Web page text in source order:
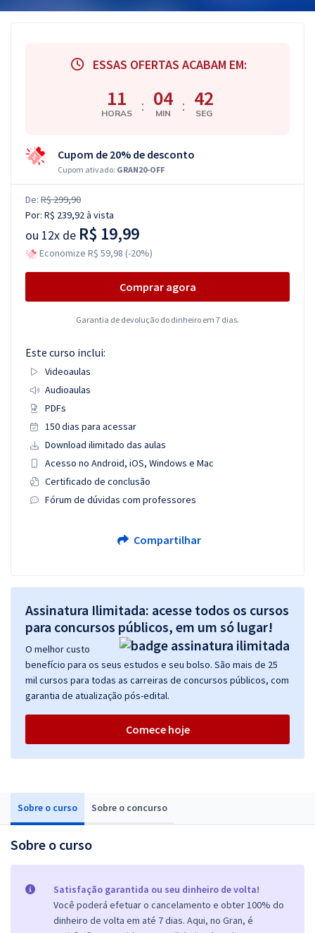
Aprovados
Sobre o curso Sobre o concurso
Sobre o curso
Satisfação garantida ou seu dinheiro de volta!
Você poderá efetuar o cancelamento e obter 100% do
dinheiro de volta em até 7 dias. Aqui, no Gran, é
ESSAS OFERTAS ACABAM EM:
11
HORAS : 04
MIN : 42
SEG
Cupom de 20% de desconto
Cupom ativado: GRAN20-OFF
De: R$ 299,90
Por: R$ 239,92à vista
ou 12x de R$ 19,99
Economize R$ 59,98 (-20%)
Comprar agora
Garantia de devolução do dinheiro em 7 dias.
Este curso inclui:
Videoaulas
Audioaulas
PDFs
150 dias para acessar
Download ilimitado das aulas
Acesso no Android, iOS, Windows e Mac
Certificado de conclusão
Fórum de dúvidas com professores
Compartilhar
Assinatura Ilimitada: acesse todos os cursos
para concursos públicos, em um só lugar!
O melhor custo
benefício para os seus estudos e seu bolso. São mais de 25
mil cursos para todas as carreiras de concursos públicos, com
garantia de atualização pós-edital.
Comece hoje